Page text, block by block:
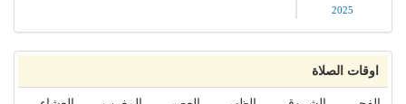
2025
اوقات الصلاة